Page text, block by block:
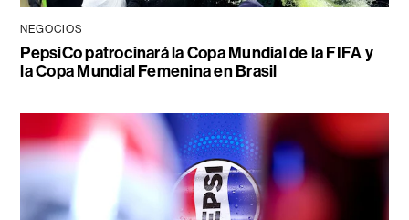
NEGOCIOS
PepsiCo patrocinará la Copa Mundial de la FIFA y
la Copa Mundial Femenina en Brasil